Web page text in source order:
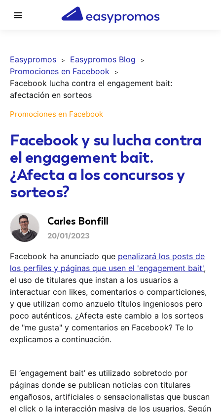
Easypromos
Easypromos Blog
Promociones en Facebook
Facebook lucha contra el engagement bait:
afectación en sorteos
Promociones en Facebook
Facebook y su lucha contra
el engagement bait.
¿Afecta a los concursos y
sorteos?
Carles Bonfill
20/01/2023
Facebook ha anunciado que penalizará los posts de
los perfiles y páginas que usen el 'engagement bait',
el uso de titulares que instan a los usuarios a
interactuar con likes, comentarios o comparticiones,
y que utilizan como anzuelo títulos ingeniosos pero
poco auténticos. ¿Afecta este cambio a los sorteos
de "me gusta" y comentarios en Facebook? Te lo
explicamos a continuación.
El ‘engagement bait’ es utilizado sobretodo por
páginas donde se publican noticias con titulares
engañosos, artificiales o sensacionalistas que buscan
el click o la interacción masiva de los usuarios. Según